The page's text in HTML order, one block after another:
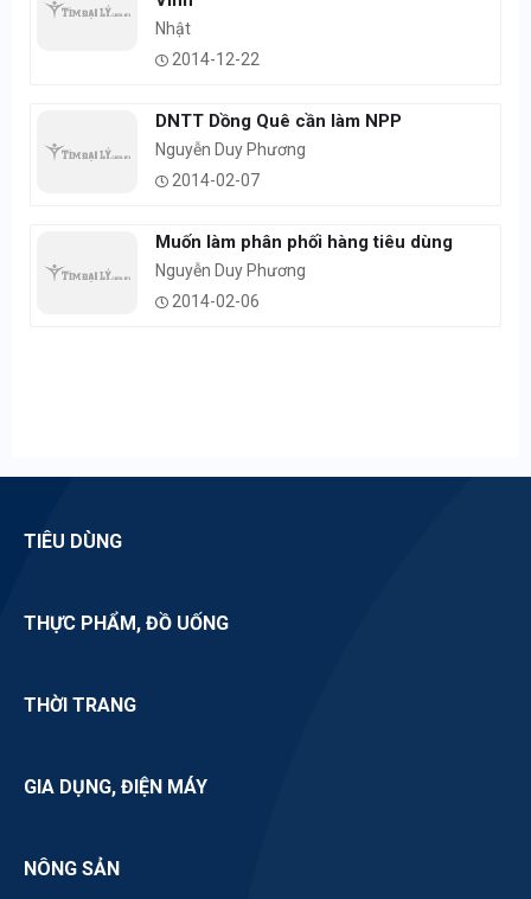
Nhật
2014-12-22
DNTT Dồng Quê cần làm NPP
Nguyễn Duy Phương
2014-02-07
Muốn làm phân phối hàng tiêu dùng
Nguyễn Duy Phương
2014-02-06
TIÊU DÙNG
THỰC PHẨM, ĐỒ UỐNG
THỜI TRANG
GIA DỤNG, ĐIỆN MÁY
NÔNG SẢN